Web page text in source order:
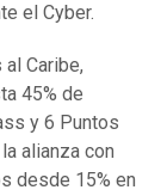
el Cyber.
Caribe,
45% de
y 6 Puntos
alianza con
desde 15% en